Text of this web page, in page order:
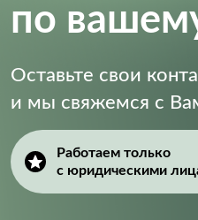
по
Оставьте свои
и мы свяжемся с
Работаем только
с юридическими